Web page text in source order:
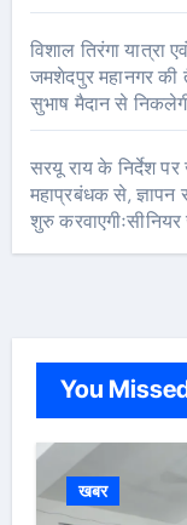
विशाल तिरंगा यात्रा
जमशेदपुर महानगर की
सुभाष मैदान से
सरयू राय के निर्देश
महाप्रबंधक से, ज्ञापन
शुरु करवाएगीःसीनियर
You
खबर